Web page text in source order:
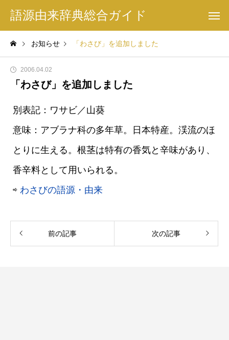
語源由来辞典総合ガイド
お知らせ 「わさび」を追加しました
2006.04.02
「わさび」を追加しました
別表記：ワサビ／山葵
意味：アブラナ科の多年草。日本特産。渓流のほ
とりに生える。根茎は特有の香気と辛味があり、
香辛料として用いられる。
⇨ わさびの語源・由来
前の記事 次の記事